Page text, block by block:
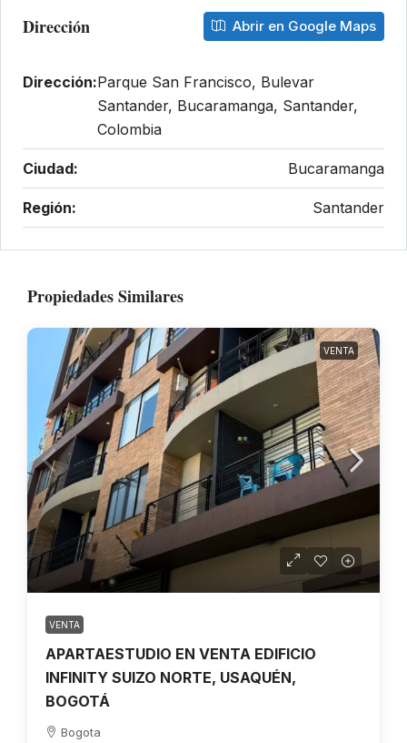
Dirección Abrir en Google Maps
Dirección:Parque San Francisco, Bulevar
Santander, Bucaramanga, Santander,
Colombia
Ciudad: Bucaramanga
Región: Santander
Propiedades Similares
VENTA
VENTA
APARTAESTUDIO EN VENTA EDIFICIO
INFINITY SUIZO NORTE, USAQUÉN,
BOGOTÁ
Bogota